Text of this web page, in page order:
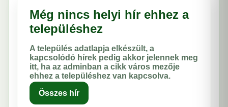
Még nincs helyi hír ehhez a
településhez
A település adatlapja elkészült, a
kapcsolódó hírek pedig akkor jelennek meg
itt, ha az adminban a cikk város mezője
ehhez a településhez van kapcsolva.
Összes hír